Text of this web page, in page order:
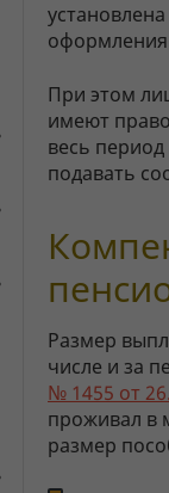
установлена
оформления
При этом
имеют
весь
подавать
Размер
числе и за
№ 1455 от
проживал в
размер